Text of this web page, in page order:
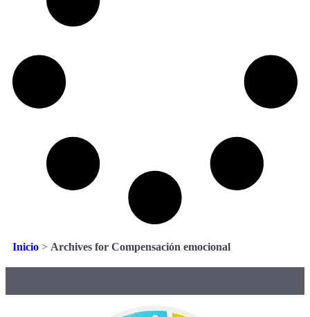
Inicio > Archives for Compensación emocional